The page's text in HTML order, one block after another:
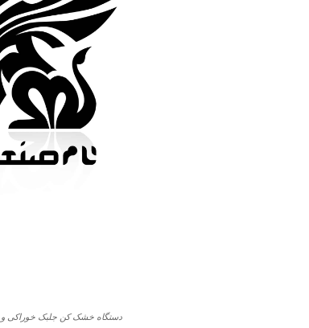
دستگاه خشک کن جلبک خوراکی و